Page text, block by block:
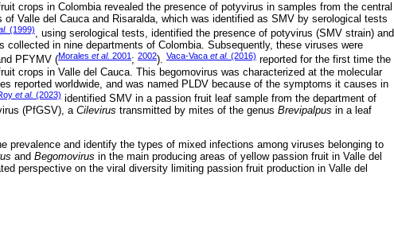
crops in Colombia revealed the presence of potyvirus in samples from the central
Valle del Cauca and Risaralda, which was identified as SMV by serological tests
(1999), using serological tests, identified the presence of potyvirus (SMV strain) and
in nine departments of Colombia. Subsequently, these viruses were
PFYMV (Morales et al. 2001; 2002). Vaca-Vaca et al. (2016) reported for the first time the
crops in Valle del Cauca. This begomovirus was characterized at the molecular
reported worldwide, and was named PLDV because of the symptoms it causes in
et al. (2023) identified SMV in a passion fruit leaf sample from the department of
(PfGSV), aCilevirus transmitted by mites of the genus Brevipalpus in a leaf
prevalence and identify the types of mixed infections among viruses belonging to
and Begomovirus in the main producing areas of yellow passion fruit in Valle del
perspective on the viral diversity limiting passion fruit production in Valle del